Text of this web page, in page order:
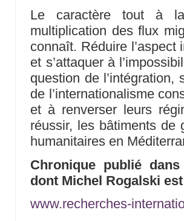
Le caractère tout à
multiplication des flux
connaît. Réduire
et s’attaquer à
question de
de l’internationalisme
et à renverser leurs
réussir, les bâtiments de
humanitaires en
Chronique publié
dont Michel Rogalski
www.recherches-